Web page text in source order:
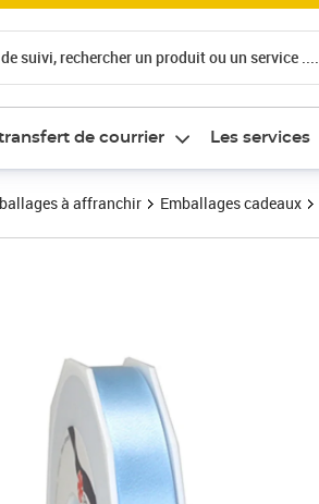
de suivi, rechercher un produit ou un service ....
transfert de courrier Les services
à affranchir Emballages cadeaux